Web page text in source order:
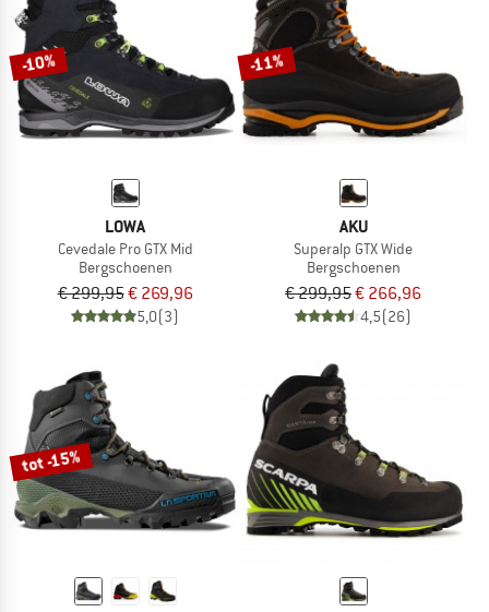
-10%
LOWA
Cevedale Pro GTX Mid
Bergschoenen
€ 299,95€ 269,96
5,0(3)
-11%
AKU
Superalp GTX Wide
Bergschoenen
€ 299,95€ 266,96
4,5(26)
tot -15%